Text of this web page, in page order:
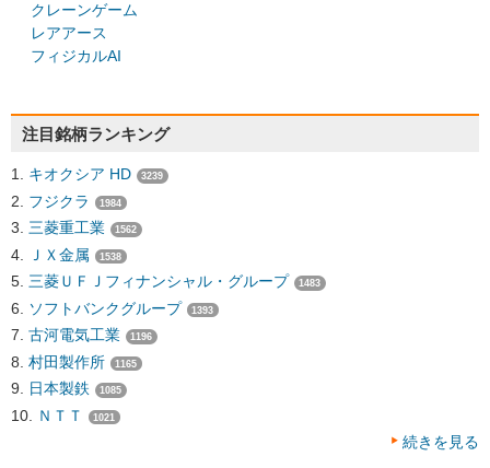
クレーンゲーム
レアアース
フィジカルAI
注目銘柄ランキング
キオクシア HD 3239
フジクラ 1984
三菱重工業 1562
ＪＸ金属 1538
三菱ＵＦＪフィナンシャル・グループ 1483
ソフトバンクグループ 1393
古河電気工業 1196
村田製作所 1165
日本製鉄 1085
ＮＴＴ 1021
続きを見る